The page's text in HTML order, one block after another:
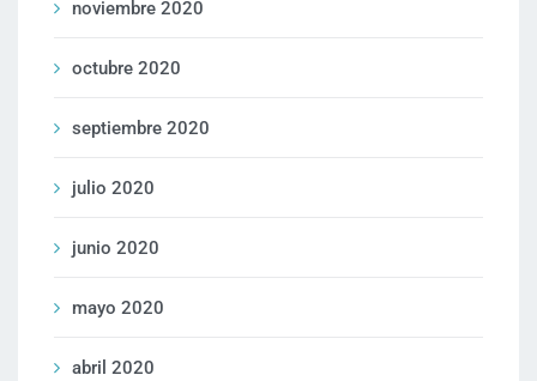
noviembre 2020
octubre 2020
septiembre 2020
julio 2020
junio 2020
mayo 2020
abril 2020